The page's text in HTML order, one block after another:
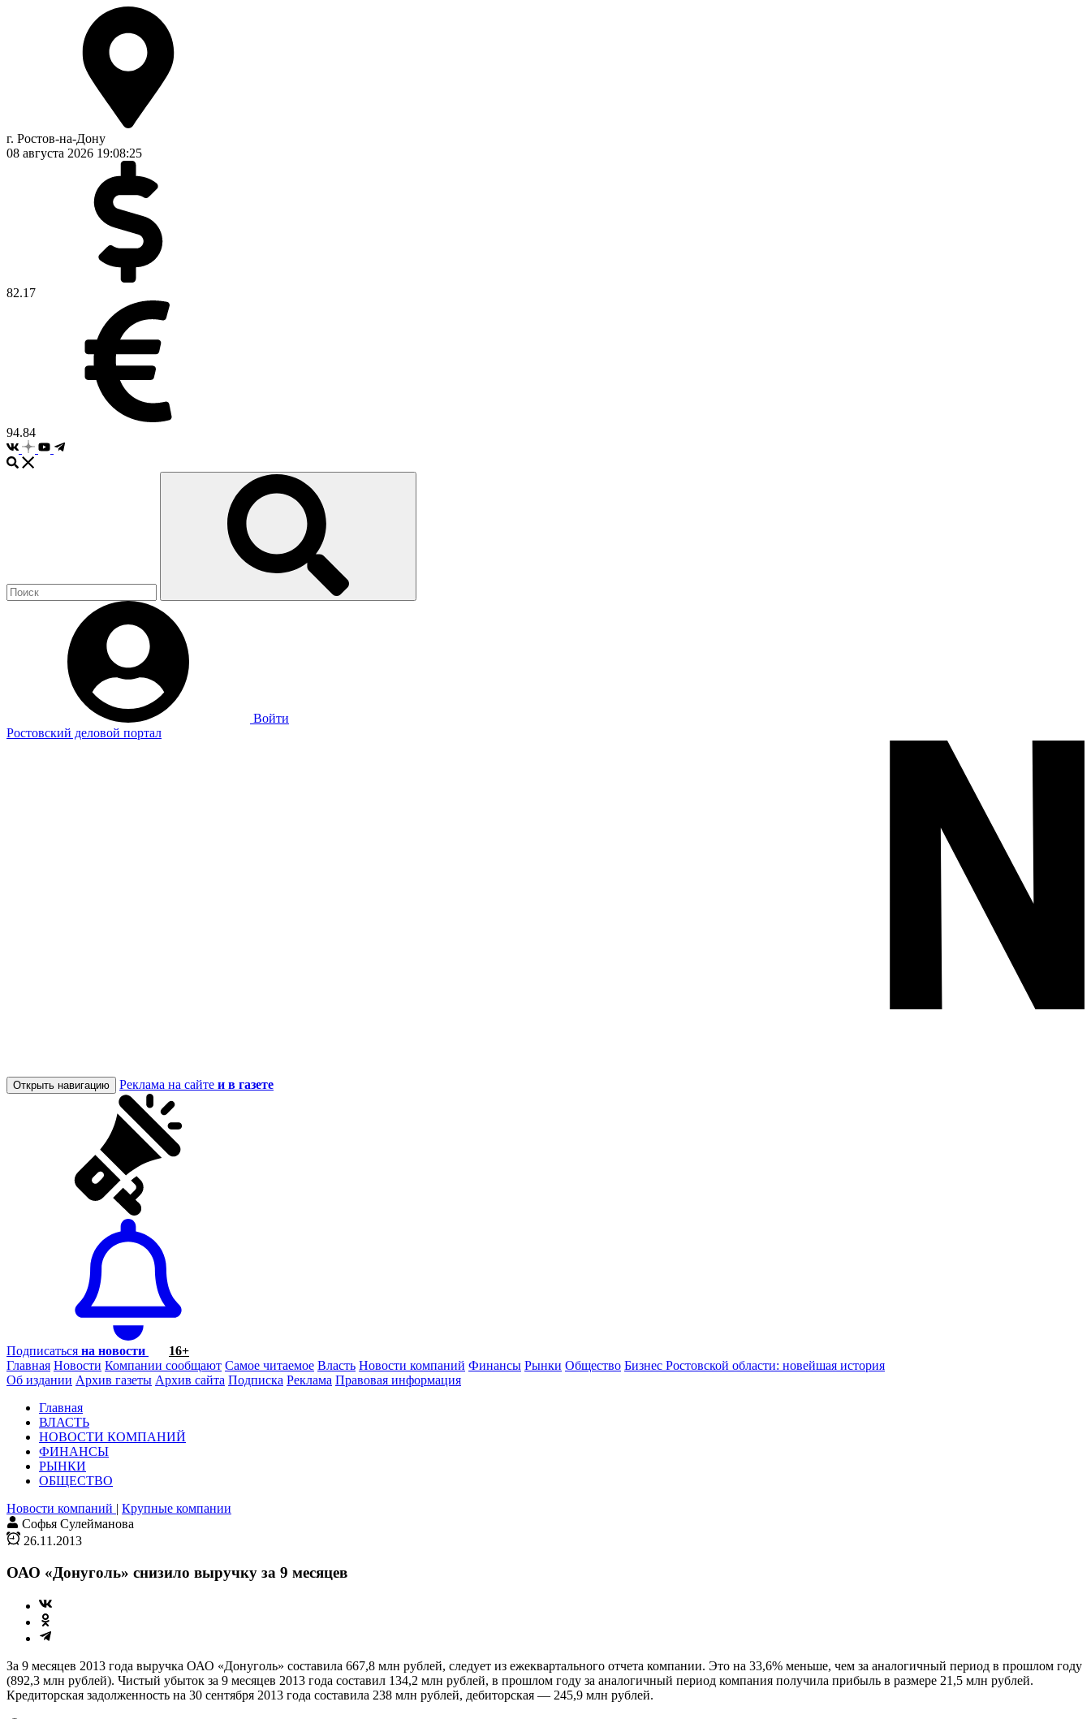
г. Ростов-на-Дону
08 августа 2026 19:08:25
82.17
94.84
Войти
Ростовский деловой портал
Открыть навигацию Реклама на сайте и в газете
Подписаться на новости
16+
Главная Новости Компании сообщают Самое читаемое Власть Новости компаний Финансы Рынки Общество Бизнес Ростовской области: новейшая история
Об издании Архив газеты Архив сайта Подписка Реклама Правовая информация
Главная
ВЛАСТЬ
НОВОСТИ КОМПАНИЙ
ФИНАНСЫ
РЫНКИ
ОБЩЕСТВО
Новости компаний | Крупные компании
Софья Сулейманова
26.11.2013
ОАО «Донуголь» снизило выручку за 9 месяцев
За 9 месяцев 2013 года выручка ОАО «Донуголь» составила 667,8 млн рублей, следует из ежеквартального отчета компании. Это на 33,6% меньше, чем за аналогичный период в прошлом году
(892,3 млн руб­лей). Чистый убыток за 9 месяцев 2013 года составил 134,2 млн рублей, в прошлом году за аналогичный период компания получила прибыль в размере 21,5 млн рублей.
Кредиторская задолженность на 30 сентября 2013 года составила 238 млн рублей, дебиторская — 245,9 млн рублей.